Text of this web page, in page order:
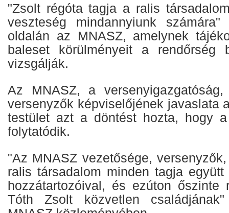
"Zsolt régóta tagja a ralis
veszteség mindannyiunk
oldalán az MNASZ, amelynek
baleset körülményeit a rendőrség
vizsgálják.
Az MNASZ, a
versenyzők képviselőjének javaslata
testület azt a döntést hozta, hogy
folytatódik.
"Az MNASZ vezetősége,
ralis társadalom minden tagja
hozzátartozóival, és ezúton őszinte
Tóth Zsolt közvetlen